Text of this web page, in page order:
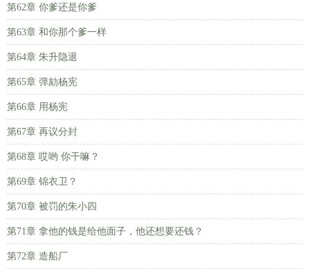
第62章 你爹还是你爹
第63章 和你那个爹一样
第64章 朱升隐退
第65章 弹劾杨宪
第66章 用杨宪
第67章 再议分封
第68章 哎哟 你干嘛？
第69章 锦衣卫？
第70章 被罚的朱小四
第71章 拿他的钱是给他面子，他还想要还钱？
第72章 造船厂